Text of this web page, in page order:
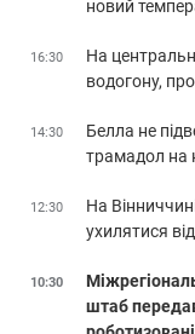
новий
16:30
На
водогону,
14:30
Белла не
трамадол на
12:30
На
ухилятися від
10:30
штаб